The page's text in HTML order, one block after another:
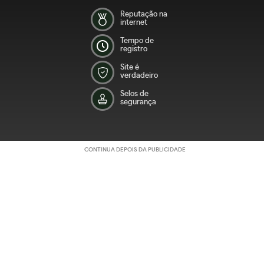
Reputação na
internet
Tempo de
registro
Site é
verdadeiro
Selos de
segurança
CONTINUA DEPOIS DA PUBLICIDADE